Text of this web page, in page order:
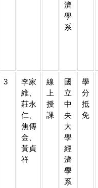
濟
學
系
3
李家
維、
莊永
仁、
焦傳
金、
黃貞
祥
線
上
授
課
國
立
中
央
大
學
經
濟
學
系
學
分
抵
免